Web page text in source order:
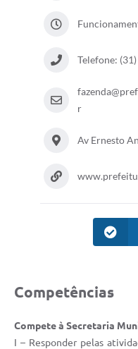
Telefone:
r
Av Ernesto
Competências
Compete à Secretaria
I – Responder pelas